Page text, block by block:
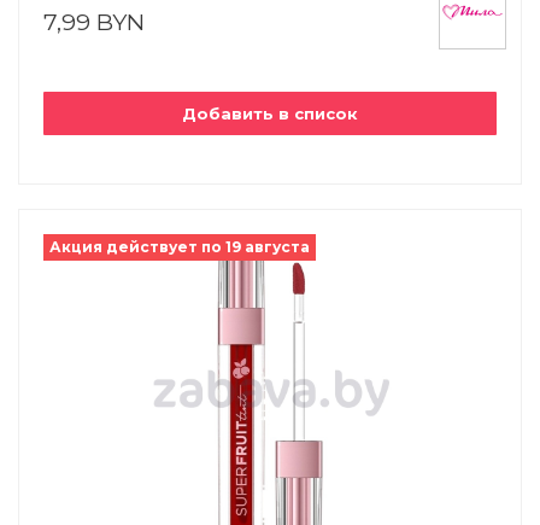
7,99 BYN
Добавить в список
Акция действует по 19 августа